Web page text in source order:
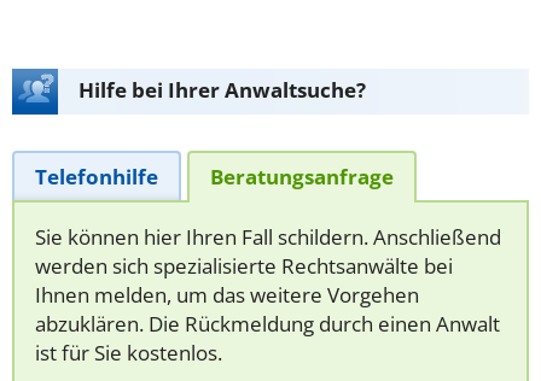
Hilfe bei Ihrer Anwaltsuche?
Telefonhilfe Beratungsanfrage
Sie können hier Ihren Fall schildern. Anschließend
werden sich spezialisierte Rechtsanwälte bei
Ihnen melden, um das weitere Vorgehen
abzuklären. Die Rückmeldung durch einen Anwalt
ist für Sie kostenlos.